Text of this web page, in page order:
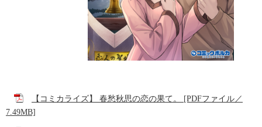
【コミカライズ】 春愁秋思の恋の果て。 [PDFファイル／
7.49MB]